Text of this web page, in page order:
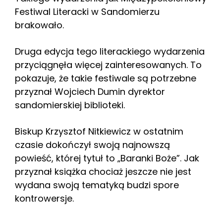
Festiwal Literacki w Sandomierzu
brakowało.
Druga edycja tego literackiego wydarzenia
przyciągnęła więcej zainteresowanych. To
pokazuje, że takie festiwale są potrzebne
przyznał Wojciech Dumin dyrektor
sandomierskiej biblioteki.
Biskup Krzysztof Nitkiewicz w ostatnim
czasie dokończył swoją najnowszą
powieść, której tytuł to „Baranki Boże”. Jak
przyznał książka chociaż jeszcze nie jest
wydana swoją tematyką budzi spore
kontrowersje.